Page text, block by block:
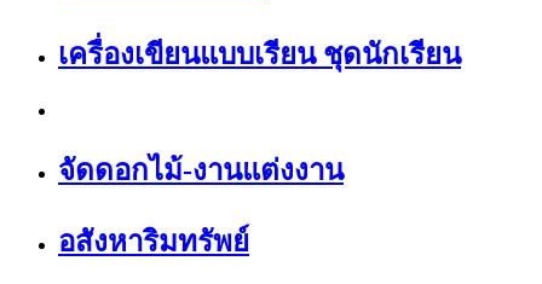
เครื่องเขียนแบบเรียน ชุดนักเรียน
จัดดอกไม้-งานแต่งงาน
อสังหาริมทรัพย์